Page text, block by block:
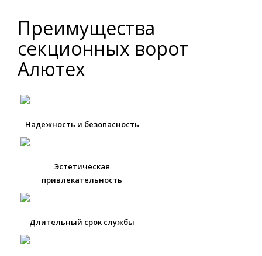
Преимущества
секционных ворот
Алютех
Надежность и безопасность
Эстетическая
привлекательность
Длительный срок службы